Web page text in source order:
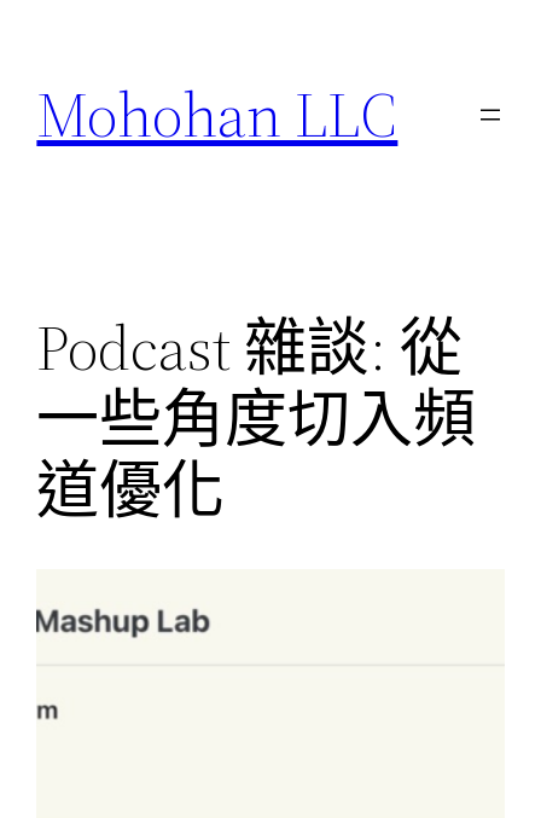
Mohohan LLC
Podcast 雜談: 從
一些角度切入頻
道優化